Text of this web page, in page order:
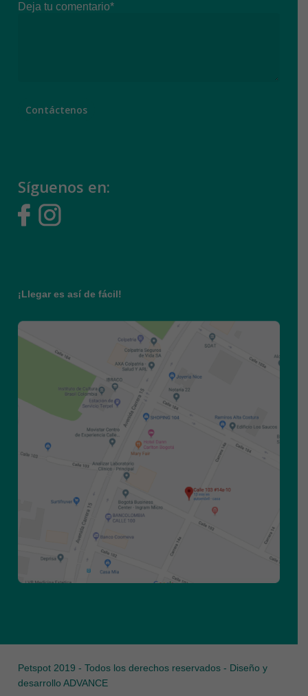
Deja tu comentario*
Síguenos en:
¡Llegar es así de fácil!
Petspot 2019 - Todos los derechos reservados - Diseño y
desarrollo ADVANCE